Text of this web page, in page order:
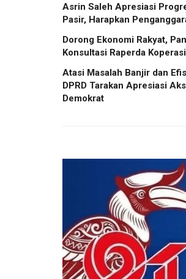
Asrin Saleh Apresiasi
Pasir, Harapkan
Dorong Ekonomi Rakyat,
Konsultasi Raperda
Atasi Masalah Banjir dan
DPRD Tarakan Apresiasi
Demokrat